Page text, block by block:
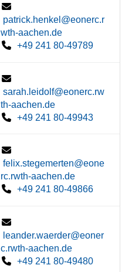
patrick.henkel@eonerc.r
wth-aachen.de
+49 241 80-49789
sarah.leidolf@eonerc.rw
th-aachen.de
+49 241 80-49943
felix.stegemerten@eone
rc.rwth-aachen.de
+49 241 80-49866
leander.waerder@eoner
c.rwth-aachen.de
+49 241 80-49480